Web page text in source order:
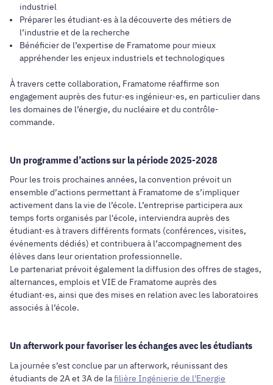
industriel
Préparer les étudiant·es à la découverte des métiers de
l’industrie et de la recherche
Bénéficier de l’expertise de Framatome pour mieux
appréhender les enjeux industriels et technologiques
À travers cette collaboration, Framatome réaffirme son
engagement auprès des futur·es ingénieur·es, en particulier dans
les domaines de l’énergie, du nucléaire et du contrôle-
commande.
Un programme d’actions sur la période 2025-2028
Pour les trois prochaines années, la convention prévoit un
ensemble d’actions permettant à Framatome de s’impliquer
activement dans la vie de l’école. L’entreprise participera aux
temps forts organisés par l'école, interviendra auprès des
étudiant·es à travers différents formats (conférences, visites,
événements dédiés) et contribuera à l’accompagnement des
élèves dans leur orientation professionnelle.
Le partenariat prévoit également la diffusion des offres de stages,
alternances, emplois et VIE de Framatome auprès des
étudiant·es, ainsi que des mises en relation avec les laboratoires
associés à l’école.
Un afterwork pour favoriser les échanges avec les étudiants
La journée s’est conclue par un afterwork, réunissant des
étudiants de 2A et 3A de lafilière Ingénierie de l'Energie